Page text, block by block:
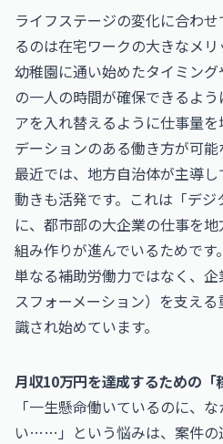
ライフステージの変化に合わ
るのは在宅ワークの大きなメ
幼稚園に通い始めたタイミン
の一人の時間が確保できるよ
アを入れ替えるように仕事量
デーションのある働き方が可能
最近では、地方自治体が主導
動きも活発です。これは「デ
に、都市部の大企業の仕事を
組み作りが進んでいるためで
単なる補助労働力ではなく、
スフォーメーション）を支え
識され始めています。
月収10万円を達成するための
「一生懸命働いているのに、
い……」という悩みは、案件の